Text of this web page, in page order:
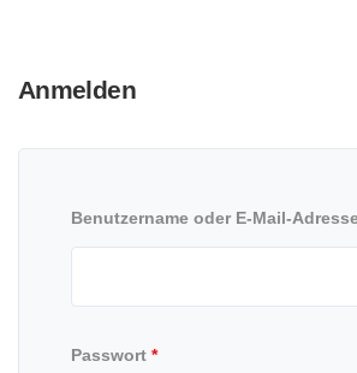
Anmelden
Benutzername oder E-Mail-
Passwort *